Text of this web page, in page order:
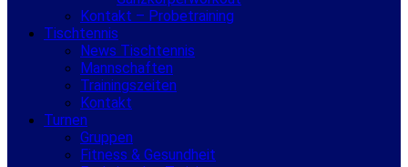
Kontakt – Probetraining
Tischtennis
News Tischtennis
Mannschaften
Trainingszeiten
Kontakt
Turnen
Gruppen
Fitness & Gesundheit